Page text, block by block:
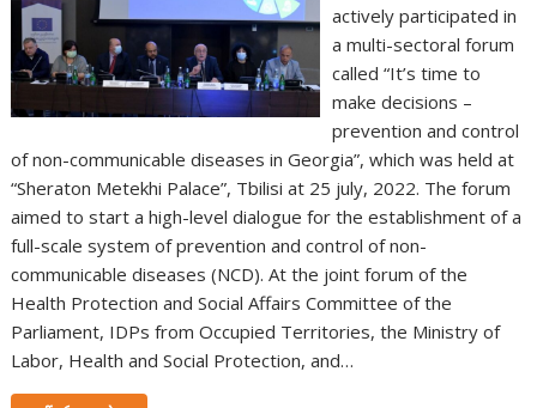
actively participated in
a multi-sectoral forum
called “It’s time to
make decisions –
prevention and control
of non-communicable diseases in Georgia”, which was held at
“Sheraton Metekhi Palace”, Tbilisi at 25 july, 2022. The forum
aimed to start a high-level dialogue for the establishment of a
full-scale system of prevention and control of non-
communicable diseases (NCD). At the joint forum of the
Health Protection and Social Affairs Committee of the
Parliament, IDPs from Occupied Territories, the Ministry of
Labor, Health and Social Protection, and…